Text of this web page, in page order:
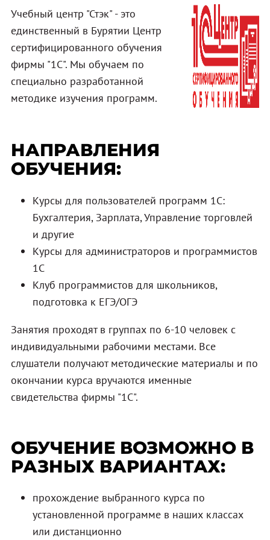
Учебный центр "Стэк" - это
единственный в Бурятии Центр
сертифицированного обучения
фирмы "1С". Мы обучаем по
специально разработанной
методике изучения программ.
НАПРАВЛЕНИЯ
ОБУЧЕНИЯ:
Курсы для пользователей программ 1С:
Бухгалтерия, Зарплата, Управление торговлей
и другие
Курсы для администраторов и программистов
1С
Клуб программистов для школьников,
подготовка к ЕГЭ/ОГЭ
Занятия проходят в группах по 6-10 человек с
индивидуальными рабочими местами. Все
слушатели получают методические материалы и по
окончании курса вручаются именные
свидетельства фирмы "1С".
ОБУЧЕНИЕ ВОЗМОЖНО В
РАЗНЫХ ВАРИАНТАХ:
прохождение выбранного курса по
установленной программе в наших классах
или дистанционно